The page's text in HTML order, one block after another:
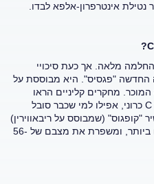
מלאה. אך כעת סיכויי
לתרופה החדשה "פגסיס". היא מבוססת על
מחקרים קליניים הראו
ש"פגסיס" עוזר מאד לחולי הפטיטיס C כרוני, אפילו למי שכבר סובל
(שמבוסס על ריבאווירין)
יעילה מאד גם בטיפול בחולים קשים ביותר, ומשפרת את מצבם של 56-